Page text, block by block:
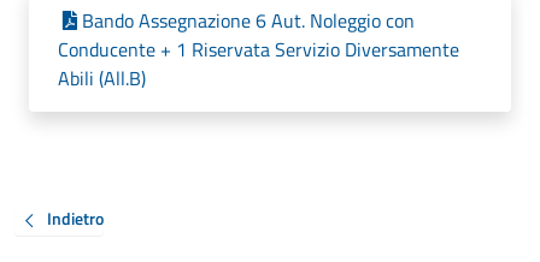
Bando Assegnazione 6 Aut. Noleggio con
Conducente + 1 Riservata Servizio Diversamente
Abili (All.B)
Indietro